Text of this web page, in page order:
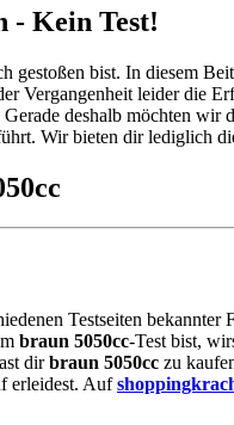
- Kein Test!
gestoßen bist. In diesem
Vergangenheit leider die
deshalb möchten wir
Wir bieten dir lediglich
Testseiten
braun 5050cc-Test bist,
dirbraun 5050cc zu
erleidest. Auf